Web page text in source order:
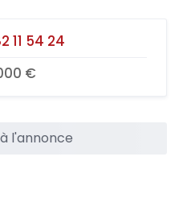
11 54 24
€
l'annonce